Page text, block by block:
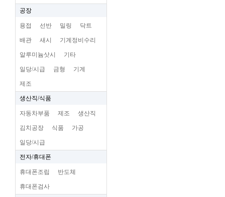
공장
용접 선반 밀링 닥트
배관 새시 기계정비수리
알루미늄삿시 기타
일당/시급 금형 기계
제조
생산직/식품
자동차부품 제조 생산직
김치공장 식품 가공
일당/시급
전자/휴대폰
휴대폰조립 반도체
휴대폰검사